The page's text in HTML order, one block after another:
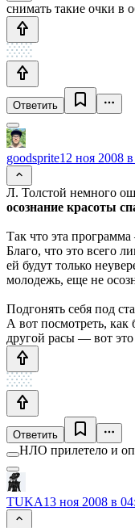
снимать такие очки в
Ответить
goodsprite12 ноя 2008
Л. Толстой немного
осознание красоты
Так что эта
Благо, что это всего
ей будут только
молодежь, еще не
Подгонять себя под
А вот посмотреть, как
другой расы — вот
Ответить
НЛО прилетело и
TUKA13 ноя 2008 в